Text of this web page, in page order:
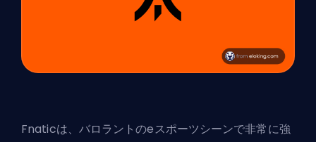
Fnaticは、バロラントのeスポーツシーンで非常に強